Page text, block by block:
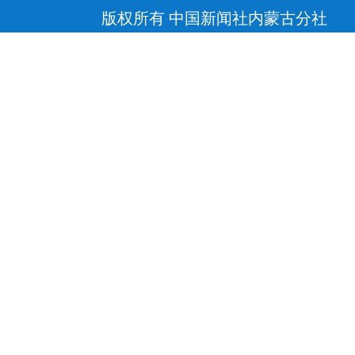
版权所有 中国新闻社内蒙古分社